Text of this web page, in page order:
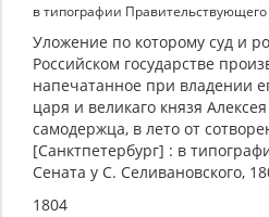
в типографии
Уложение по которому суд и
Российском государстве
напечатанное при владении
царя и великаго князя
самодержца, в лето от
[Санктпетербург] : в
Сената у С. Селивановского,
1804